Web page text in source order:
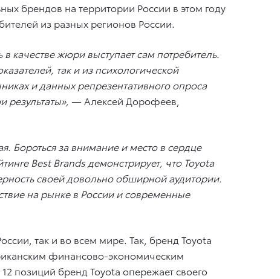
брендов на территории России в этом году
из разных регионов России.
качестве жюри выступает сам потребитель.
так и из психологической
и данных репрезентативного опроса
результаты», — Алексей Дорофеев,
Бороться за внимание и место в сердце
Best Brandsдемонстрирует, что Toyota
своей довольно обширной аудитории.
на рынке в России и современные
так и во всем мире. Так, бренд Toyota
финансово-экономическим
позиций бренд Toyota опережает своего